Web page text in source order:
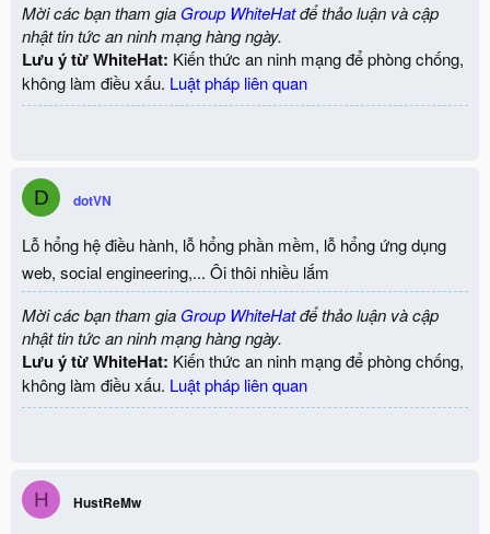
Mời các bạn tham gia Group WhiteHatđể thảo luận và cập
nhật tin tức an ninh mạng hàng ngày.
Lưu ý từ WhiteHat: Kiến thức an ninh mạng để phòng chống,
không làm điều xấu. Luật pháp liên quan
D dotVN
Lỗ hổng hệ điều hành, lỗ hổng phần mềm, lỗ hổng ứng dụng
web, social engineering,... Ôi thôi nhiều lắm
Mời các bạn tham gia Group WhiteHatđể thảo luận và cập
nhật tin tức an ninh mạng hàng ngày.
Lưu ý từ WhiteHat: Kiến thức an ninh mạng để phòng chống,
không làm điều xấu. Luật pháp liên quan
H HustReMw